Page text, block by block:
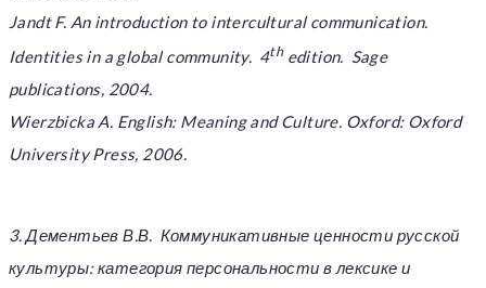
Jandt F. An introduction to intercultural communication.
Identities in a global community. 4thedition. Sage
publications, 2004.
Wierzbicka A. English: Meaning and Culture. Oxford: Oxford
University Press, 2006.
3. Дементьев В.В. Коммуникативные ценности русской
культуры: категория персональности в лексике и